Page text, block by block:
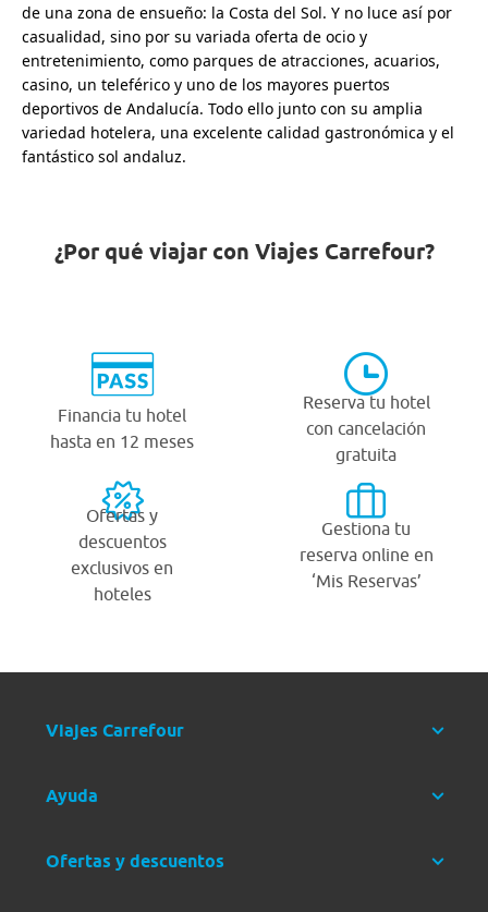
de una zona de ensueño: la Costa del Sol. Y no luce así por
casualidad, sino por su variada oferta de ocio y
entretenimiento, como parques de atracciones, acuarios,
casino, un teleférico y uno de los mayores puertos
deportivos de Andalucía. Todo ello junto con su amplia
variedad hotelera, una excelente calidad gastronómica y el
fantástico sol andaluz.
¿Por qué viajar con Viajes Carrefour?
Financia tu hotel
hasta en 12 meses
Reserva tu hotel
con cancelación
gratuita
Ofertas y
descuentos
exclusivos en
hoteles
Gestiona tu
reserva online en
‘Mis Reservas’
Viajes Carrefour
Ayuda
Ofertas y descuentos